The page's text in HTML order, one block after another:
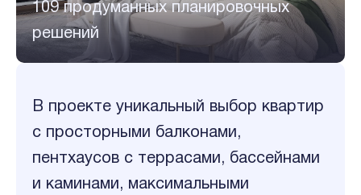
109 продуманных планировочных
решений
В проекте уникальный выбор квартир
с просторными балконами,
пентхаусов с террасами, басcейнами
и каминами, максимальными